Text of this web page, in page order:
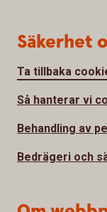
Säkerhet
Ta tillbaka
Så hanterar vi
Behandling av
Bedrägeri och